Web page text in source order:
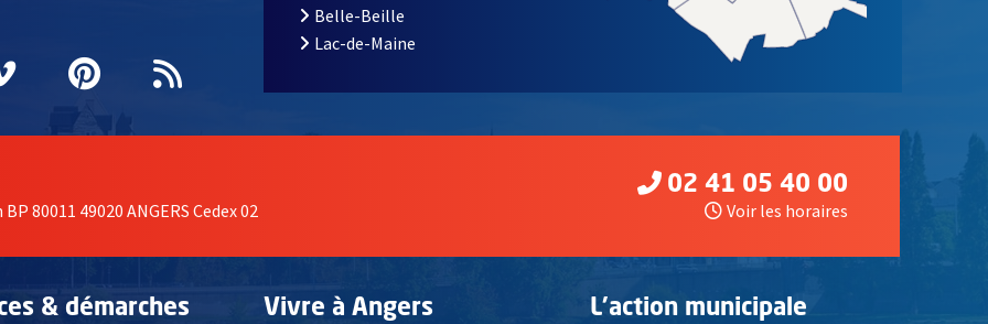
fenêtrefenêtre
une nouvelle fenêtre
Vimeo
, Ouvre une nouvelle fenêtre
Pinterest
, Ouvre une nouvelle fenêtre
Flux RSS
Belle-Beille
Lac-de-Maine
80011 49020 ANGERS Cedex 02
02 41 05 40 00
Voir les horaires
& démarches Vivre à Angers L'action municipale